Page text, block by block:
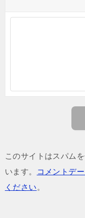
このサイトはスパム
います。
コメントデ
ください 。